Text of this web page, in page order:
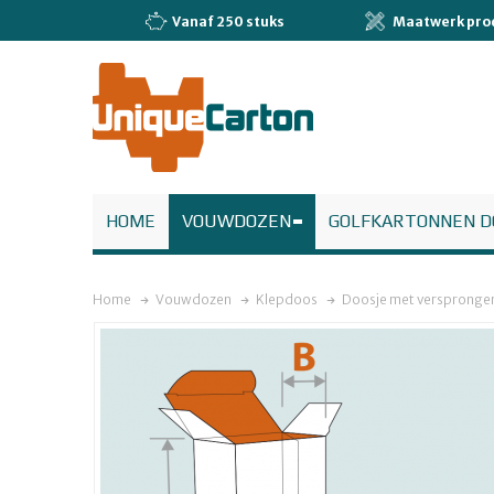
Vanaf 250 stuks Maatwerk
HOME VOUWDOZEN GOLFKARTONNEN
Home Vouwdozen Klepdoos Doosje met